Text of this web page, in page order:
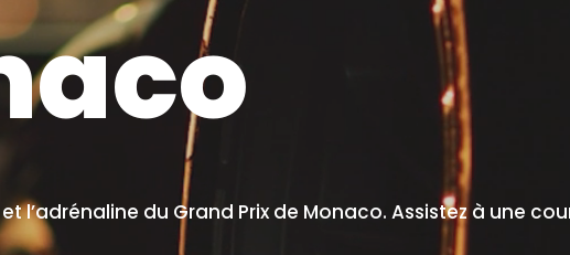
l’adrénaline du Grand Prix de Monaco. Assistez à une